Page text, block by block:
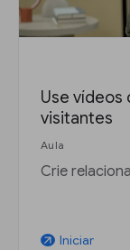
Use vídeos
visitantes
Aula
Crie
arrow_outward Iniciar